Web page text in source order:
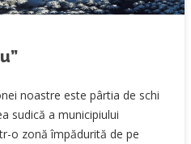
noastre este pârtia de schi
sudică a municipiului
o zonă împădurită de pe